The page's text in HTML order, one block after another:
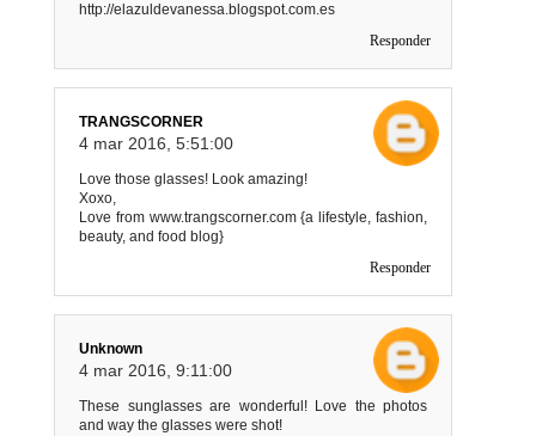
http://elazuldevanessa.blogspot.com.es
Responder
TRANGSCORNER
4 mar 2016, 5:51:00
Love those glasses! Look amazing!
Xoxo,
Love from www.trangscorner.com {a lifestyle, fashion,
beauty, and food blog}
Responder
Unknown
4 mar 2016, 9:11:00
These sunglasses are wonderful! Love the photos
and way the glasses were shot!